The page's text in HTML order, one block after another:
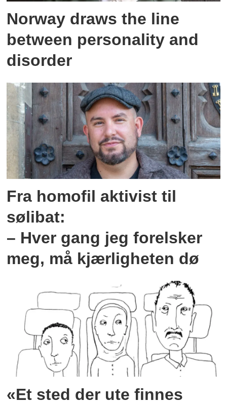
Norway draws the line
between personality and
disorder
Fra homofil aktivist til
sølibat:
– Hver gang jeg forelsker
meg, må kjærligheten dø
«Et sted der ute finnes